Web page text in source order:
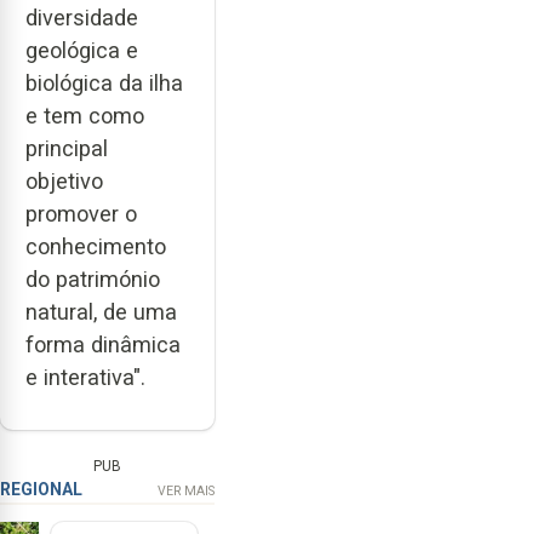
diversidade
geológica e
biológica da ilha
e tem como
principal
objetivo
promover o
conhecimento
do património
natural, de uma
forma dinâmica
e interativa".
PUB
REGIONAL VER MAIS